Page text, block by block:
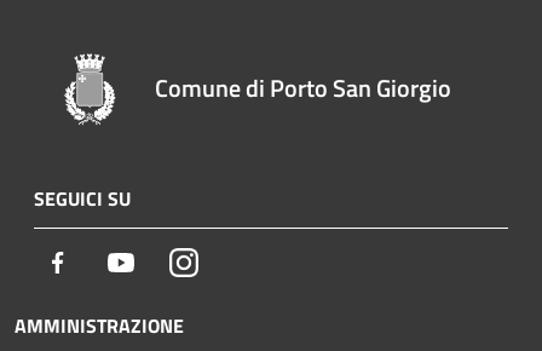
Comune di Porto San Giorgio
SEGUICI SU
Facebook YoutubeInstagram
AMMINISTRAZIONE